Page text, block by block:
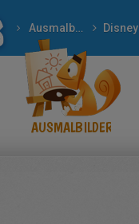
Ausmalbilder Disney
AUSMALBILDER